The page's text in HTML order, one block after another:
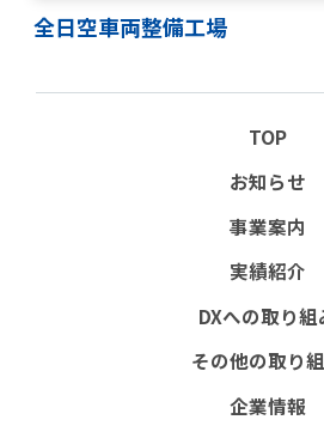
全日空車両整備工場
TOP
お知らせ
事業案内
実績紹介
DXへの取り組
その他の取り
企業情報